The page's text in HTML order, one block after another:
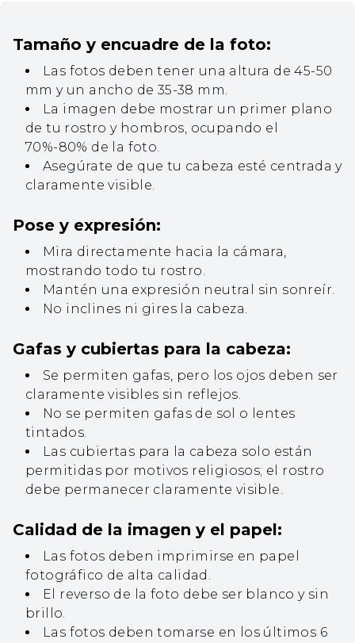
Tamaño y encuadre de la foto:
Las fotos deben tener una altura de 45-50
mm y un ancho de 35-38 mm.
La imagen debe mostrar un primer plano
de tu rostro y hombros, ocupando el
70%-80% de la foto.
Asegúrate de que tu cabeza esté centrada y
claramente visible.
Pose y expresión:
Mira directamente hacia la cámara,
mostrando todo tu rostro.
Mantén una expresión neutral sin sonreír.
No inclines ni gires la cabeza.
Gafas y cubiertas para la cabeza:
Se permiten gafas, pero los ojos deben ser
claramente visibles sin reflejos.
No se permiten gafas de sol o lentes
tintados.
Las cubiertas para la cabeza solo están
permitidas por motivos religiosos; el rostro
debe permanecer claramente visible.
Calidad de la imagen y el papel:
Las fotos deben imprimirse en papel
fotográfico de alta calidad.
El reverso de la foto debe ser blanco y sin
brillo.
Las fotos deben tomarse en los últimos 6